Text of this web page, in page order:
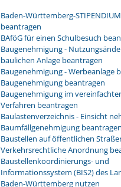
Baden-Württemberg-STIPENDIUM
beantragen
BAföG für einen Schulbesuch
Baugenehmigung -
baulichen Anlage beantragen
Baugenehmigung - Werbeanlage
Baugenehmigung beantragen
Baugenehmigung im
Verfahren beantragen
Baulastenverzeichnis - Einsicht
Baumfällgenehmigung beantragen
Baustellen auf öffentlichen
Verkehrsrechtliche Anordnung
Baustellenkoordinierungs- und
Informationssystem (BIS2) des
Baden-Württemberg nutzen